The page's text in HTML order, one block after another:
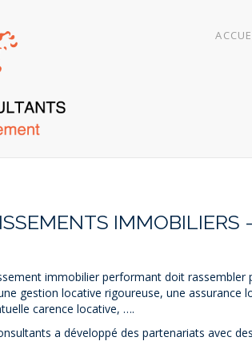
IMMOBILIERS - Conseils
immobilier performant doit
gestion locative rigoureuse, une assurance
carence locative, ….
a développé des partenariats avec